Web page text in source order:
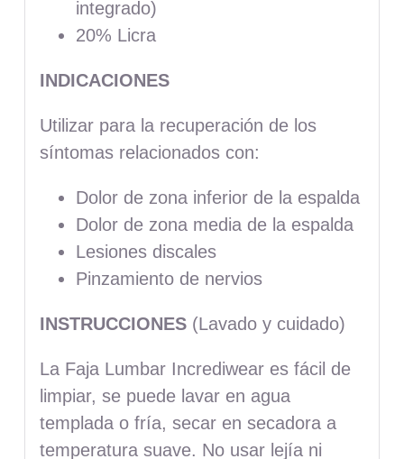
integrado)
20% Licra
INDICACIONES
Utilizar para la recuperación de los
síntomas relacionados con:
Dolor de zona inferior de la espalda
Dolor de zona media de la espalda
Lesiones discales
Pinzamiento de nervios
INSTRUCCIONES(Lavado y cuidado)
La Faja Lumbar Incrediwear es fácil de
limpiar, se puede lavar en agua
templada o fría, secar en secadora a
temperatura suave. No usar lejía ni